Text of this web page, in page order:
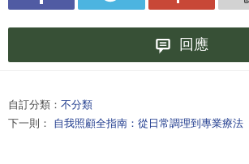
回應
自訂分類： 不分類
下一則： 自我照顧全指南：從日常調理到專業療法